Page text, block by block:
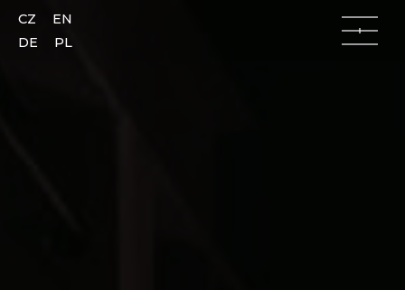
CZ
EN
DE
PL